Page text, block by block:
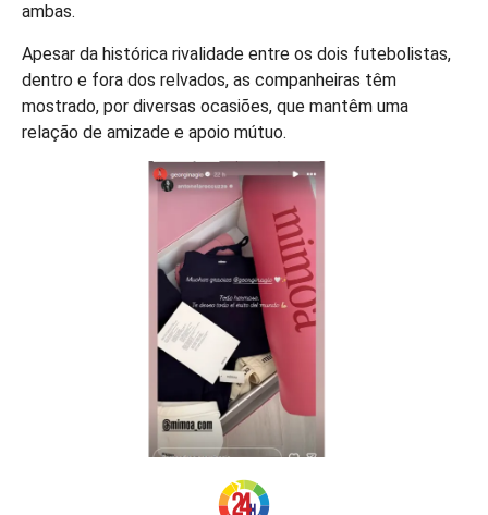
ambas.
Apesar da histórica rivalidade entre os dois futebolistas,
dentro e fora dos relvados, as companheiras têm
mostrado, por diversas ocasiões, que mantêm uma
relação de amizade e apoio mútuo.